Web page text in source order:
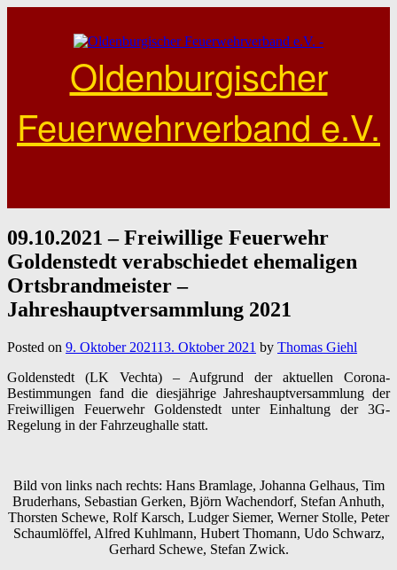
Oldenburgischer
Feuerwehrverband e.V.
09.10.2021 – Freiwillige Feuerwehr
Goldenstedt verabschiedet ehemaligen
Ortsbrandmeister –
Jahreshauptversammlung 2021
Posted on 9. Oktober 202113. Oktober 2021 by Thomas Giehl
Goldenstedt (LK Vechta) – Aufgrund der aktuellen Corona-
Bestimmungen fand die diesjährige Jahreshauptversammlung der
Freiwilligen Feuerwehr Goldenstedt unter Einhaltung der 3G-
Regelung in der Fahrzeughalle statt.
Bild von links nach rechts: Hans Bramlage, Johanna Gelhaus, Tim
Bruderhans, Sebastian Gerken, Björn Wachendorf, Stefan Anhuth,
Thorsten Schewe, Rolf Karsch, Ludger Siemer, Werner Stolle, Peter
Schaumlöffel, Alfred Kuhlmann, Hubert Thomann, Udo Schwarz,
Gerhard Schewe, Stefan Zwick.